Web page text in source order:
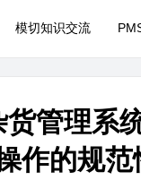
模切知识交流
管理系
作的规范